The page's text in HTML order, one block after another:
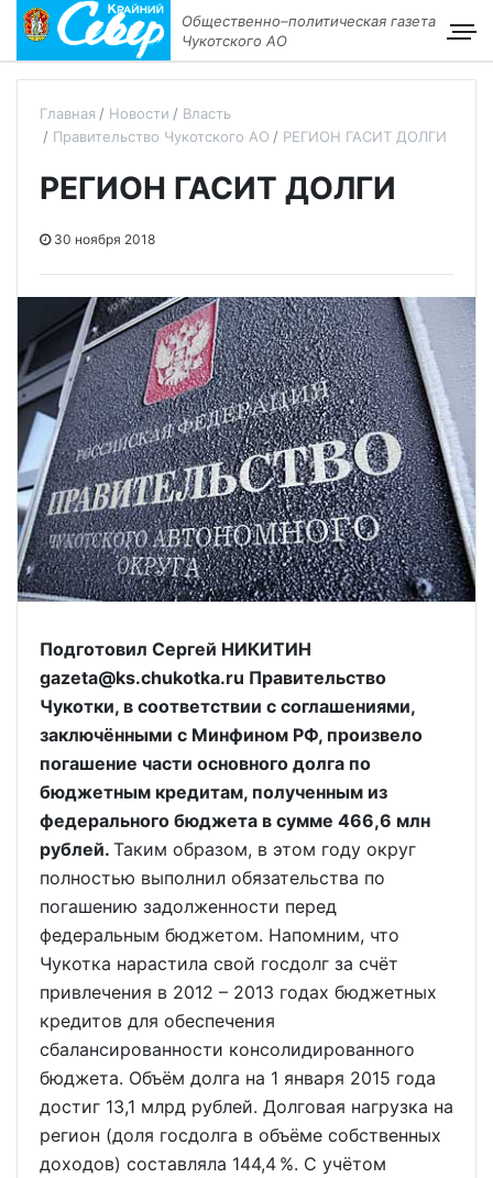
Общественно–политическая газета
Чукотского АО
Главная Новости
Власть
Правительство Чукотского АО
РЕГИОН ГАСИТ ДОЛГИ
РЕГИОН ГАСИТ ДОЛГИ
30 ноября 2018
Подготовил Сергей НИКИТИН
gazeta@ks.chukotka.ru Правительство
Чукотки, в соответствии с соглашениями,
заключёнными с Минфином РФ, произвело
погашение части основного долга по
бюджетным кредитам, полученным из
федерального бюджета в сумме 466,6 млн
рублей. Таким образом, в этом году округ
полностью выполнил обязательства по
погашению задолженности перед
федеральным бюджетом. Напомним, что
Чукотка нарастила свой госдолг за счёт
привлечения в 2012 – 2013 годах бюджетных
кредитов для обеспечения
сбалансированности консолидированного
бюджета. Объём долга на 1 января 2015 года
достиг 13,1 млрд рублей. Долговая нагрузка на
регион (доля госдолга в объёме собственных
доходов) составляла 144,4 %. С учётом